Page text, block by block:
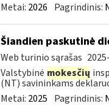
Metai: 2026 Pagrindinis:
Šiandien paskutinė
Web turinio sąrašas
Valstybinė mokesčių
(NT) savininkams
Metai: 2025 Pagrindinis: